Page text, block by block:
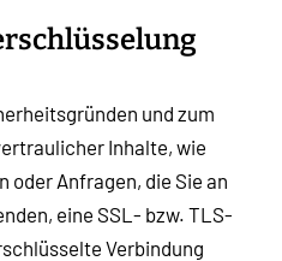
und zum
Inhalte, wie
oder Anfragen, die Sie an
eine SSL- bzw. TLS-
Verbindung